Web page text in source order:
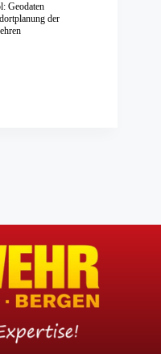
Geodaten
der